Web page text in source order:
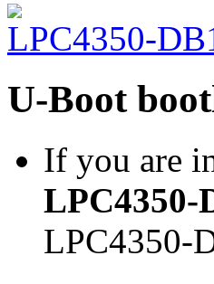
LPC4350-
U-Boot
If you are
LPC4350-
LPC4350-